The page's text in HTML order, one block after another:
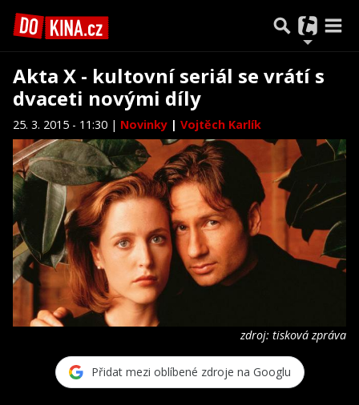
Akta X - kultovní seriál se vrátí s
dvaceti novými díly
25. 3. 2015 - 11:30 | Novinky | Vojtěch Karlík
zdroj: tisková zpráva
Přidat mezi oblíbené zdroje na Googlu